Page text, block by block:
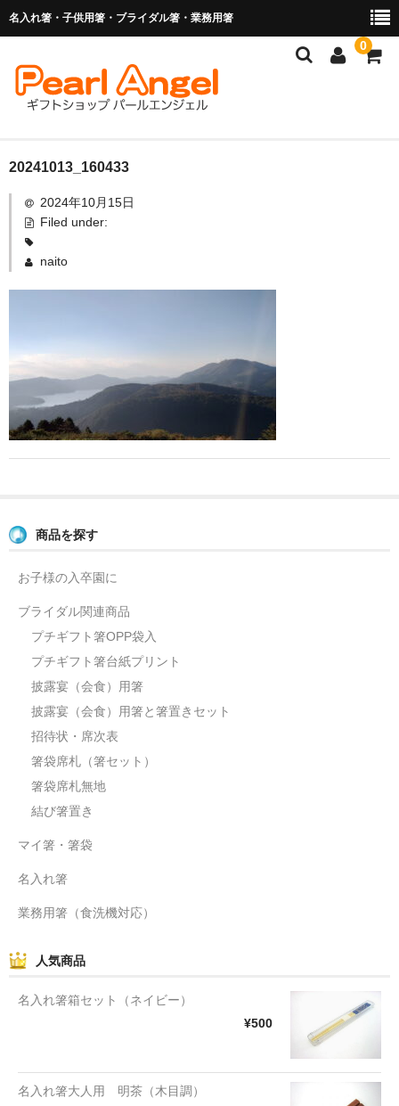
名入れ箸・子供用箸・ブライダル箸・業務用箸
0
商品を探す
お子様の入卒園に
マイ箸・箸袋
ご利用ガイド
よくあるご質問
20241013_160433
2024年10月15日
Filed under:
naito
商品を探す
お子様の入卒園に
ブライダル関連商品
プチギフト箸OPP袋入
プチギフト箸台紙プリント
披露宴（会食）用箸
披露宴（会食）用箸と箸置きセット
招待状・席次表
箸袋席札（箸セット）
箸袋席札無地
結び箸置き
マイ箸・箸袋
名入れ箸
業務用箸（食洗機対応）
人気商品
名入れ箸箱セット（ネイビー）
¥500
名入れ箸大人用 明茶（木目調）